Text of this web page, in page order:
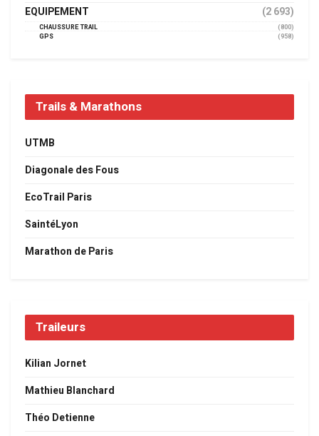
EQUIPEMENT (2 693)
CHAUSSURE TRAIL
(800)
GPS
(958)
Trails & Marathons
UTMB
Diagonale des Fous
EcoTrail Paris
SaintéLyon
Marathon de Paris
Traileurs
Kilian Jornet
Mathieu Blanchard
Théo Detienne